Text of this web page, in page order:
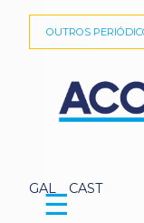
GAL CAST
OUTROS
☰